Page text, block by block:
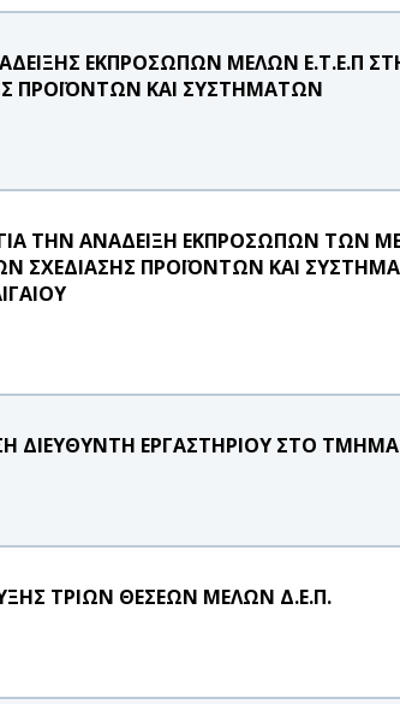
ΕΚΠΡΟΣΩΠΩΝ ΜΕΛΩΝ Ε.Τ.Ε.Π
ΠΡΟΪΟΝΤΩΝ ΚΑΙ ΣΥΣΤΗΜΑΤΩΝ
ΤΗΝ ΑΝΑΔΕΙΞΗ ΕΚΠΡΟΣΩΠΩΝ ΤΩΝ
ΣΧΕΔΙΑΣΗΣ ΠΡΟΪΟΝΤΩΝ ΚΑΙ
ΔΙΕΥΘΥΝΤΗ ΕΡΓΑΣΤΗΡΙΟΥ ΣΤΟ
ΤΡΙΩΝ ΘΕΣΕΩΝ ΜΕΛΩΝ Δ.Ε.Π.